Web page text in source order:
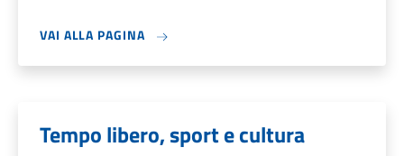
VAI ALLA PAGINA
Tempo libero, sport e cultura